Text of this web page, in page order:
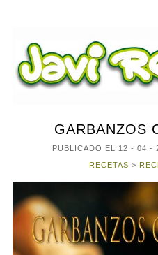
GARBANZOS
PUBLICADO EL 12 - 04 -
RECETAS >